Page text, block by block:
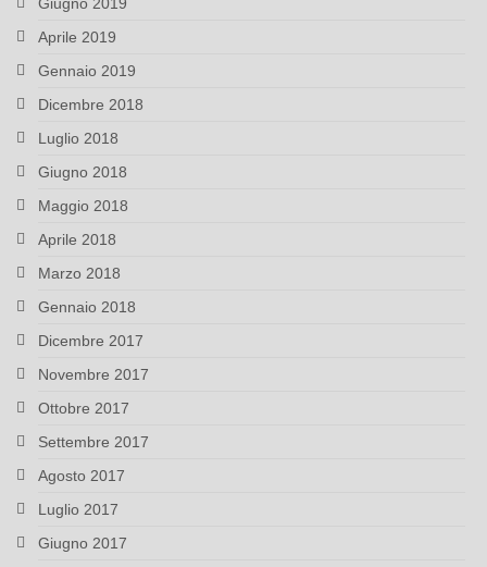
Aprile 2019
Gennaio 2019
Dicembre 2018
Luglio 2018
Giugno 2018
Maggio 2018
Aprile 2018
Marzo 2018
Gennaio 2018
Dicembre 2017
Novembre 2017
Ottobre 2017
Settembre 2017
Agosto 2017
Luglio 2017
Giugno 2017